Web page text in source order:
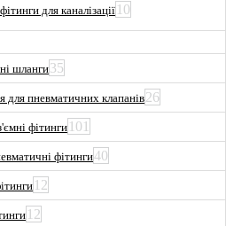
для каналізації 10
шланги35
для пневматичних клапанів26
фітинги101
фітинги40
12
12